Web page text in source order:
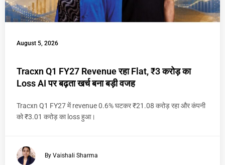
August 5, 2026
Tracxn Q1 FY27 Revenue रहा Flat, ₹3 करोड़ का
Loss AI पर बढ़ता खर्च बना बड़ी वजह
Tracxn Q1 FY27 में revenue 0.6% घटकर ₹21.08 करोड़ रहा और कंपनी
को ₹3.01 करोड़ का loss हुआ।
By Vaishali Sharma